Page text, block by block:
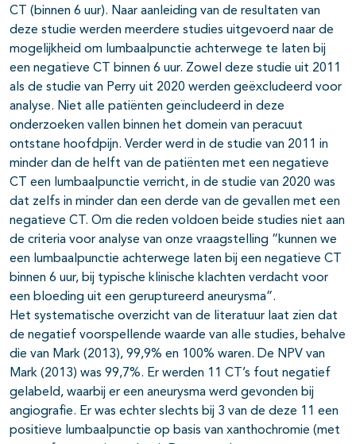
CT (binnen 6 uur). Naar aanleiding van de resultaten van
deze studie werden meerdere studies uitgevoerd naar de
mogelijkheid om lumbaalpunctie achterwege te laten bij
een negatieve CT binnen 6 uur. Zowel deze studie uit 2011
als de studie van Perry uit 2020 werden geëxcludeerd voor
analyse. Niet alle patiënten geïncludeerd in deze
onderzoeken vallen binnen het domein van peracuut
ontstane hoofdpijn. Verder werd in de studie van 2011 in
minder dan de helft van de patiënten met een negatieve
CT een lumbaalpunctie verricht, in de studie van 2020 was
dat zelfs in minder dan een derde van de gevallen met een
negatieve CT. Om die reden voldoen beide studies niet aan
de criteria voor analyse van onze vraagstelling ”kunnen we
een lumbaalpunctie achterwege laten bij een negatieve CT
binnen 6 uur, bij typische klinische klachten verdacht voor
een bloeding uit een geruptureerd aneurysma”.
Het systematische overzicht van de literatuur laat zien dat
de negatief voorspellende waarde van alle studies, behalve
die van Mark (2013), 99,9% en 100% waren. De NPV van
Mark (2013) was 99,7%. Er werden 11 CT’s fout negatief
gelabeld, waarbij er een aneurysma werd gevonden bij
angiografie. Er was echter slechts bij 3 van de deze 11 een
positieve lumbaalpunctie op basis van xanthochromie (met